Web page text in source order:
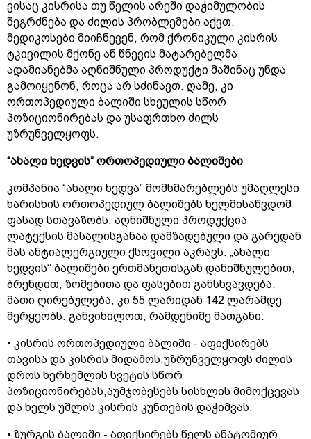
ვისაც კისრისა თუ წელის არეში დაჭიმულობის
შეგრძნება და ძილის პრობლემები აქვთ.
მედიკოსები მიიჩნევენ, რომ ქრონიკული კისრის
ტკივილის მქონე ან წნევის მატარებელმა
ადამიანებმა აღნიშნული პროდუქტი მაშინაც უნდა
გამოიყენონ, როცა არ სძინავთ. ღამე, კი
ორთოპედიული ბალიში სხეულის სწორ
პოზიციონირებას და უსაფრთხო ძილს
უზრუნველყოფს.
“ახალი ხედვის” ორთოპედიული ბალიშები
კომპანია “ახალი ხედვა” მომხმარებლებს უმაღლესი
ხარისხის ორთოპედიულ ბალიშებს ხელმისაწვდომ
ფასად სთავაზობს. აღნიშნული პროდუქცია
ლატექსის მასალისგანაა დამზადებული და გარედან
მას ანტიალერგიული ქსოვილი აკრავს. „ახალი
ხედვის‘’ ბალიშები ერთმანეთისგან დანიშნულებით,
ბრენდით, ზომებითა და ფასებით განსხვავდება.
მათი ღირებულება, კი 55 ლარიდან 142 ლარამდე
მერყეობს. განვიხილოთ, რამდენიმე მათგანი:
• კისრის ორთოპედიული ბალიში - აფიქსირებს
თავისა და კისრის მიდამოს.უზრუნველყოფს ძილის
დროს ხერხემლის სვეტის სწორ
პოზიციონირებას,აუმჯობესებს სისხლის მიმოქცევას
და ხელს უშლის კისრის კუნთების დაჭიმვას.
• ზურგის ბალიში - აფიქსირებს წელს ანატომიურ